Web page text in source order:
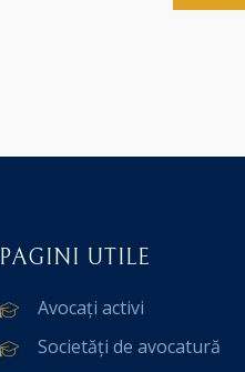
PAGINI UTILE
Avocați activi
Societăți de avocatură